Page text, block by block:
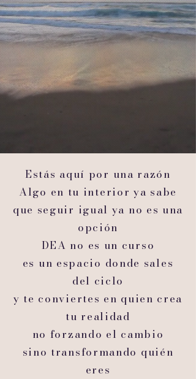
Estás aquí por una razón
Algo en tu interior ya sabe
que seguir igual ya no es una
opción
DEA no es un curso
es un espacio donde sales
del ciclo
y te conviertes en quien crea
tu realidad
no forzando el cambio
sino transformando quién
eres